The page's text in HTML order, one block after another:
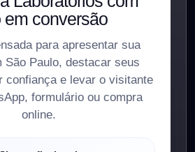
em conversão
para apresentar sua
São Paulo, destacar seus
confiança e levar o visitante
formulário ou compra
online.